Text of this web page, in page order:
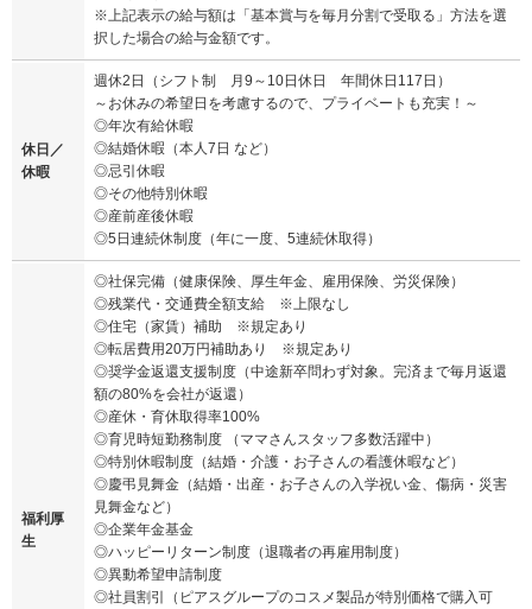
※上記表示の給与額は「基本賞与を毎月分割で受取る」方法を選
択した場合の給与金額です。
休日／
休暇
週休2日（シフト制 月9～10日休日 年間休日117日）
～お休みの希望日を考慮するので、プライベートも充実！～
◎年次有給休暇
◎結婚休暇（本人7日 など）
◎忌引休暇
◎その他特別休暇
◎産前産後休暇
◎5日連続休制度（年に一度、5連続休取得）
福利厚
生
◎社保完備（健康保険、厚生年金、雇用保険、労災保険）
◎残業代・交通費全額支給 ※上限なし
◎住宅（家賃）補助 ※規定あり
◎転居費用20万円補助あり ※規定あり
◎奨学金返還支援制度（中途新卒問わず対象。完済まで毎月返還
額の80%を会社が返還）
◎産休・育休取得率100%
◎育児時短勤務制度 （ママさんスタッフ多数活躍中）
◎特別休暇制度（結婚・介護・お子さんの看護休暇など）
◎慶弔見舞金（結婚・出産・お子さんの入学祝い金、傷病・災害
見舞金など）
◎企業年金基金
◎ハッピーリターン制度（退職者の再雇用制度）
◎異動希望申請制度
◎社員割引（ピアスグループのコスメ製品が特別価格で購入可